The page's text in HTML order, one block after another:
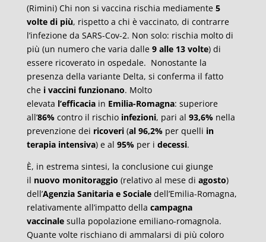
(Rimini) Chi non si vaccina rischia mediamente 5
volte di più, rispetto a chi è vaccinato, di contrarre
l’infezione da SARS-Cov-2. Non solo: rischia molto di
più (un numero che varia dalle 9 alle 13 volte) di
essere ricoverato in ospedale. Nonostante la
presenza della variante Delta, si conferma il fatto
chei vaccini funzionano. Molto
elevata l’efficacia in Emilia-Romagna: superiore
all’86% contro il rischio infezioni, pari al 93,6% nella
prevenzione dei ricoveri (al 96,2%per quelli in
terapia intensiva) e al 95%per i decessi.
È, in estrema sintesi, la conclusione cui giunge
il nuovo monitoraggio (relativo al mese di agosto)
dell’Agenzia Sanitaria e Sociale dell’Emilia-Romagna,
relativamente all’impatto della campagna
vaccinale sulla popolazione emiliano-romagnola.
Quante volte rischiano di ammalarsi di più coloro